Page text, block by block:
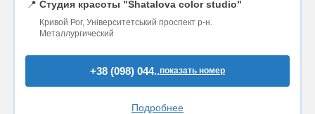
📍 Студия красоты "Shatalova color studio"
Кривой Рог, Університетський проспект р-н.
Металлургический
+38 (098) 044..показать номер
Подробнее